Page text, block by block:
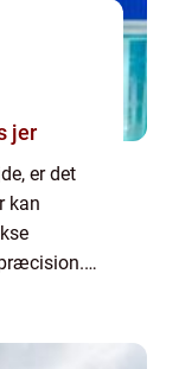
jer
er det
kan